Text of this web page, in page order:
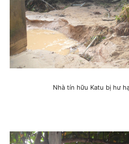
Nhà tín hữu Katu bị hư